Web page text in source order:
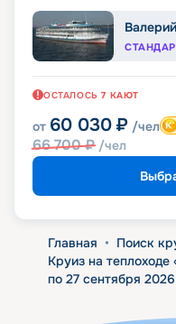
ОСТАЛОСЬ 7 КАЮТ
от 60 030 ₽ /чел
66 700₽ /чел
Главная • Поиск
Круиз на
по 27 сентября 2026